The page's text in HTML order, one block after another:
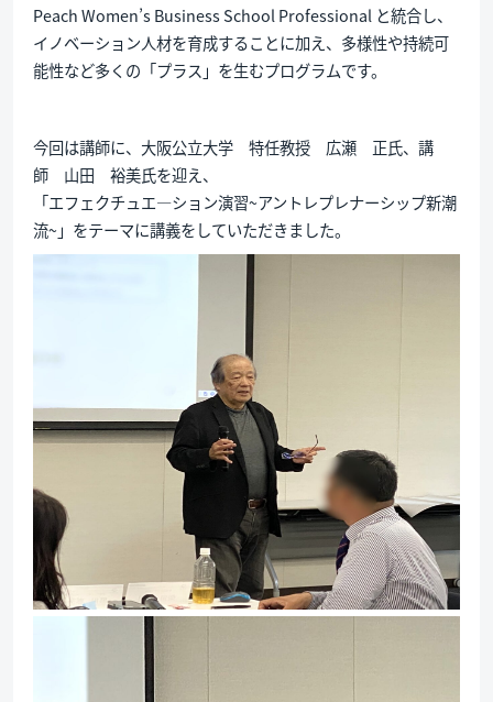
Peach Women’s Business School Professional と統合し、
イノベーション人材を育成することに加え、多様性や持続可
能性など多くの「プラス」を生むプログラムです。
今回は講師に、大阪公立大学 特任教授 広瀬 正氏、講
師 山田 裕美氏を迎え、
「エフェクチュエ―ション演習~アントレプレナーシップ新潮
流~」をテーマに講義をしていただきました。